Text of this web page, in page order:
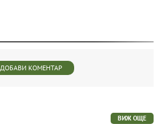
ДОБАВИ КОМЕНТАР
ВИЖ ОЩЕ